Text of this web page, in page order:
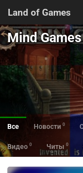
Land of Games
Mind Games
Все Новости 0
Видео 0 Читы 0